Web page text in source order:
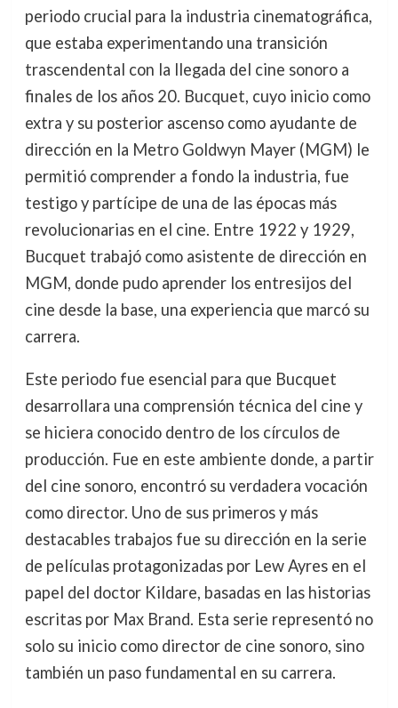
periodo crucial para la industria cinematográfica,
que estaba experimentando una transición
trascendental con la llegada del cine sonoro a
finales de los años 20. Bucquet, cuyo inicio como
extra y su posterior ascenso como ayudante de
dirección en la Metro Goldwyn Mayer (MGM) le
permitió comprender a fondo la industria, fue
testigo y partícipe de una de las épocas más
revolucionarias en el cine. Entre 1922 y 1929,
Bucquet trabajó como asistente de dirección en
MGM, donde pudo aprender los entresijos del
cine desde la base, una experiencia que marcó su
carrera.
Este periodo fue esencial para que Bucquet
desarrollara una comprensión técnica del cine y
se hiciera conocido dentro de los círculos de
producción. Fue en este ambiente donde, a partir
del cine sonoro, encontró su verdadera vocación
como director. Uno de sus primeros y más
destacables trabajos fue su dirección en la serie
de películas protagonizadas por Lew Ayres en el
papel del doctor Kildare, basadas en las historias
escritas por Max Brand. Esta serie representó no
solo su inicio como director de cine sonoro, sino
también un paso fundamental en su carrera.